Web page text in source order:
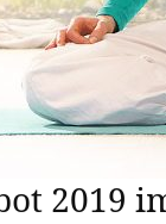
2019